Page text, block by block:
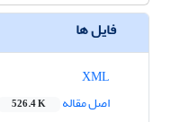
فایل ها
اصل مقاله
526.4 K